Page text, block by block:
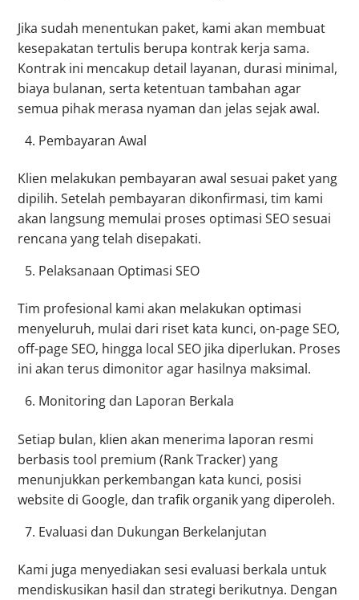
Jika sudah menentukan paket, kami akan membuat
kesepakatan tertulis berupa kontrak kerja sama.
Kontrak ini mencakup detail layanan, durasi minimal,
biaya bulanan, serta ketentuan tambahan agar
semua pihak merasa nyaman dan jelas sejak awal.
Pembayaran Awal
Klien melakukan pembayaran awal sesuai paket yang
dipilih. Setelah pembayaran dikonfirmasi, tim kami
akan langsung memulai proses optimasi SEO sesuai
rencana yang telah disepakati.
Pelaksanaan Optimasi SEO
Tim profesional kami akan melakukan optimasi
menyeluruh, mulai dari riset kata kunci, on-page SEO,
off-page SEO, hingga local SEO jika diperlukan. Proses
ini akan terus dimonitor agar hasilnya maksimal.
Monitoring dan Laporan Berkala
Setiap bulan, klien akan menerima laporan resmi
berbasis tool premium (Rank Tracker) yang
menunjukkan perkembangan kata kunci, posisi
website di Google, dan trafik organik yang diperoleh.
Evaluasi dan Dukungan Berkelanjutan
Kami juga menyediakan sesi evaluasi berkala untuk
mendiskusikan hasil dan strategi berikutnya. Dengan